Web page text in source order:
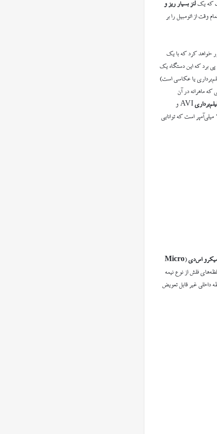
که یکلنز بسیار ریز و
وقت از اتومبیل را بر
خواهد کرد که با یک
برد که این دستگاه یک
یا عکاسی است)
ماهرانه در آن
قوی ۳/۷ ولت و ۲۸۰ میلی‌آمپر است که توانایی
اس‌دی(
Micro
فلش از نوع نیمه
داخلی غیر قابل تعویض